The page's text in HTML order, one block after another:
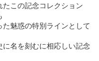
たこの記念コレクション
魅惑の特別ラインとして
名を刻むに相応しい記念